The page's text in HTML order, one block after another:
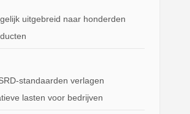
uitgebreid naar honderden
standaarden verlagen
lasten voor bedrijven